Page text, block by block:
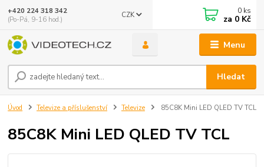
Menu
CZK
Hledat
+420 224 318 342
(Po-Pá, 9-16 hod.)
0 ks
za 0 Kč
Úvod Televize a příslušenství Televize 85C8K Mini LED QLED TV TCL
85C8K Mini LED QLED TV TCL